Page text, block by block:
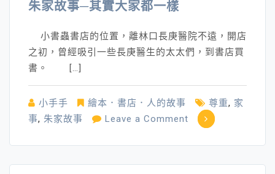
吵
架？
朱家故事─其實大家都一樣
小書蟲書店的位置，離林口長庚醫院不遠，開店
之初，曾經吸引一些長庚醫生的太太們，到書店買
書。 […]
小手手 繪本．書店．人的故事 尊重, 家
事, 朱家故事 Leave a Comment on
故